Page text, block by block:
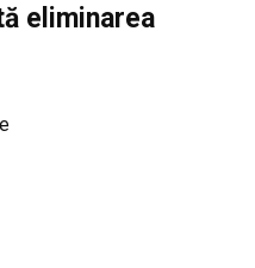
eliminarea